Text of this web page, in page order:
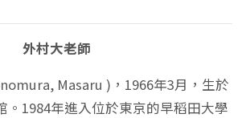
外村大老師
Masaru )，1966年3月，生於
。1984年進入位於東京的早稻田大學